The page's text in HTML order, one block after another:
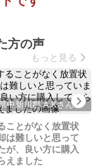
方の声
もっと見る
中新川郡 A.Kさん
ことがなく放置状
は難しいと思って
が、良い方に購入
えました